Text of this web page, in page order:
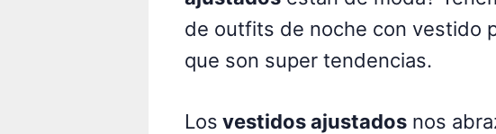
de outfits de noche con vestido
que son super tendencias.
Los vestidos ajustadosnos